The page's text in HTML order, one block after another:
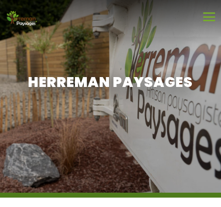
HERREMAN PAYSAGES